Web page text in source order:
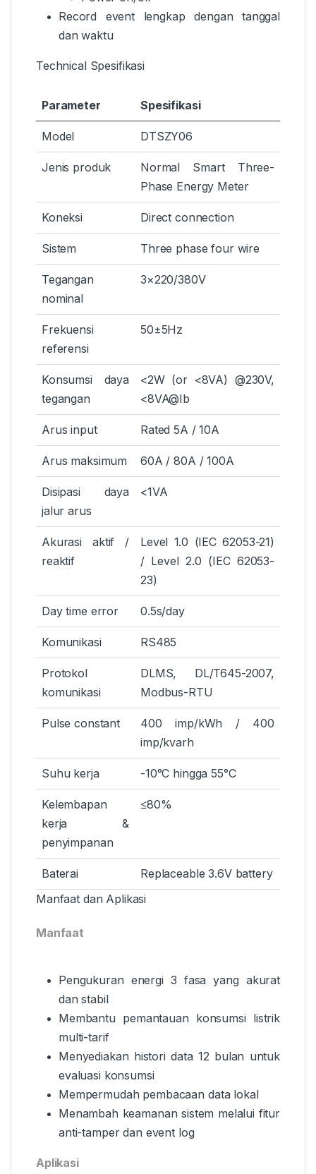
Record event lengkap dengan tanggal
dan waktu
Technical Spesifikasi
Parameter Spesifikasi
Model DTSZY06
Jenis produk
Normal Smart Three-
Phase Energy Meter
Koneksi Direct connection
Sistem Three phase four wire
Tegangan
nominal
3×220/380V
Frekuensi
referensi
50±5Hz
Konsumsi daya
tegangan
<2W (or <8VA) @230V,
<8VA@Ib
Arus input Rated 5A / 10A
Arus maksimum 60A / 80A / 100A
Disipasi daya
jalur arus
<1VA
Akurasi aktif /
reaktif
Level 1.0 (IEC 62053-21)
/ Level 2.0 (IEC 62053-
23)
Day time error 0.5s/day
Komunikasi RS485
Protokol
komunikasi
DLMS, DL/T645-2007,
Modbus-RTU
Pulse constant
400 imp/kWh / 400
imp/kvarh
Suhu kerja -10°C hingga 55°C
Kelembapan
kerja &
penyimpanan
≤80%
Baterai
Replaceable 3.6V battery
Manfaat dan Aplikasi
Manfaat
Pengukuran energi 3 fasa yang akurat
dan stabil
Membantu pemantauan konsumsi listrik
multi-tarif
Menyediakan histori data 12 bulan untuk
evaluasi konsumsi
Mempermudah pembacaan data lokal
Menambah keamanan sistem melalui fitur
anti-tamper dan event log
Aplikasi